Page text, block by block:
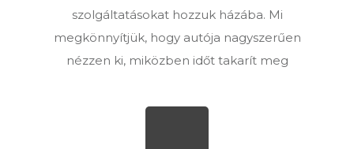
szolgáltatásokat hozzuk házába. Mi
megkönnyítjük, hogy autója nagyszerűen
nézzen ki, miközben időt takarít meg